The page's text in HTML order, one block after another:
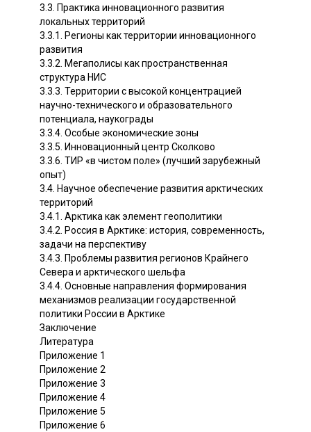
3.3. Практика инновационного развития
локальных территорий
3.3.1. Регионы как территории инновационного
развития
3.3.2. Мегаполисы как пространственная
структура НИС
3.3.3. Территории с высокой концентрацией
научно-технического и образовательного
потенциала, наукограды
3.3.4. Особые экономические зоны
3.3.5. Инновационный центр Сколково
3.3.6. ТИР «в чистом поле» (лучший зарубежный
опыт)
3.4. Научное обеспечение развития арктических
территорий
3.4.1. Арктика как элемент геополитики
3.4.2. Россия в Арктике: история, современность,
задачи на перспективу
3.4.3. Проблемы развития регионов Крайнего
Севера и арктического шельфа
3.4.4. Основные направления формирования
механизмов реализации государственной
политики России в Арктике
Заключение
Литература
Приложение 1
Приложение 2
Приложение 3
Приложение 4
Приложение 5
Приложение 6